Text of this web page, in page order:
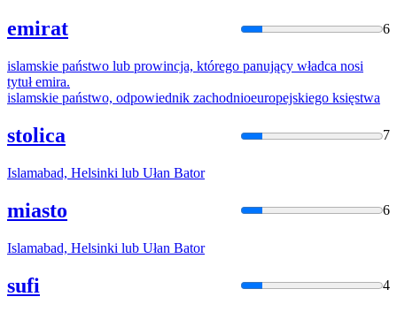
emirat 6
islamskie państwo lub prowincja, którego panujący władca nosi
tytuł emira.
islamskie państwo, odpowiednik zachodnioeuropejskiego księstwa
stolica 7
Islamabad, Helsinki lub Ułan Bator
miasto 6
Islamabad, Helsinki lub Ułan Bator
sufi 4